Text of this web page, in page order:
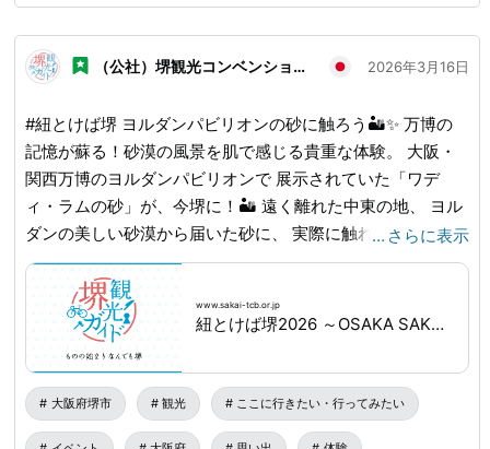
（公社）堺観光コンベンション協会 2026年3月16日
#紐とけば堺 ヨルダンパビリオンの砂に触ろう🏜️✨ 万博の
記憶が蘇る！砂漠の風景を肌で感じる貴重な体験。 大阪・
関西万博のヨルダンパビリオンで 展示されていた「ワデ
ィ・ラムの砂」が、今堺に！🏜️ 遠く離れた中東の地、 ヨル
ダンの美しい砂漠から届いた砂に、 実際に触れることがで
きる特別な機会です。 サラサラとした砂の感触を通して、
万博が繋いだ世界の風を感じてみませんか？ 📅 日時：3月
20日(金・祝)〜22日(日) 10:00〜17:00 📍 場所：百舌鳥古墳
群ビジターセンター 💰 参加費：無料 ✅ 予約不要（当日先着
順） 🔍詳しくは「紐とけば堺2026」で検索！
🔗www.sakai-tcb.or.jp...
… さらに表示
www.sakai-tcb.or.jp
紐とけば堺2026 ～OSAKA SAKAI EXPO～｜NEWS｜堺観光ガイド
大阪府堺市 観光 ここに行きたい・行ってみたい